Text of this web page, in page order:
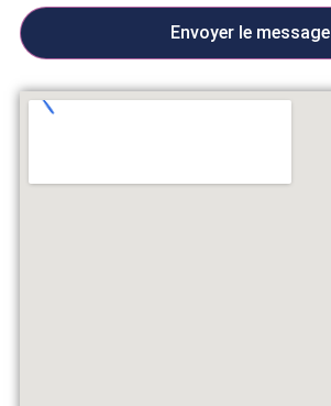
Envoyer le message